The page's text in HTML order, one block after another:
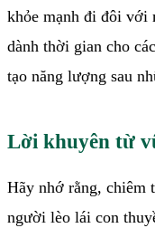
khỏe mạnh đi đôi với
dành thời gian cho
tạo năng lượng sau
Lời khuyên từ
Hãy nhớ rằng, chiêm
người lèo lái con